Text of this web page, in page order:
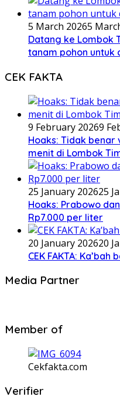
5 March 20265
Datang ke Lombok
tanam pohon untuk
CEK FAKTA
9 February 20269
Hoaks: Tidak benar
menit di Lombok
25 January 202625
Hoaks: Prabowo
Rp7.000 per liter
20 January 202620
CEK FAKTA: Ka’bah
Media Partner
Member of
Cekfakta.com
Verifier